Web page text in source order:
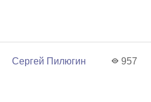
Сергей Пилюгин 957